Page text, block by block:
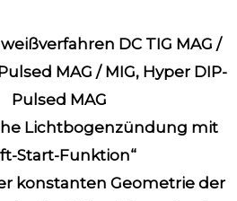
DC TIG MAG /
Pulsed MAG / MIG, Hyper DIP-
Pulsed MAG
Lichtbogenzündung mit
Start-Funktion“
konstanten Geometrie der